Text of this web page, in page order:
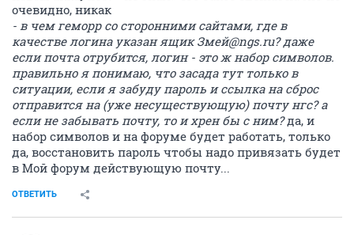
очевидно, никак
- в чем геморр со сторонними сайтами, где в
качестве логина указан ящик Змей@ngs.ru? даже
если почта отрубится, логин - это ж набор символов.
правильно я понимаю, что засада тут только в
ситуации, если я забуду пароль и ссылка на сброс
отправится на (уже несуществующую) почту нгс? а
если не забывать почту, то и хрен бы с ним?да, и
набор символов и на форуме будет работать, только
да, восстановить пароль чтобы надо привязать будет
в Мой форум действующую почту...
ОТВЕТИТЬ